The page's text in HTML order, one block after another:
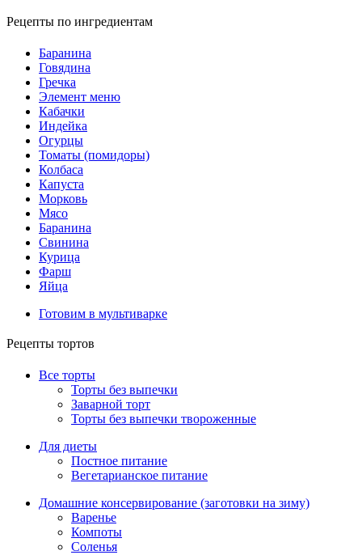
Рецепты по ингредиентам
Баранина
Говядина
Гречка
Элемент меню
Кабачки
Индейка
Огурцы
Томаты (помидоры)
Колбаса
Капуста
Морковь
Мясо
Баранина
Свинина
Курица
Фарш
Яйца
Готовим в мультиварке
Рецепты тортов
Все торты
Торты без выпечки
Заварной торт
Торты без выпечки твороженные
Для диеты
Постное питание
Вегетарианское питание
Домашние консервирование (заготовки на зиму)
Варенье
Компоты
Соленья